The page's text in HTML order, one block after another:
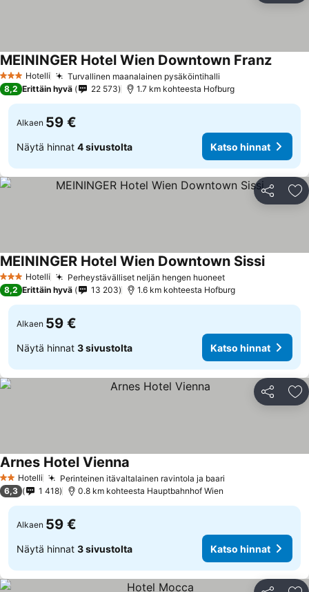
3 Tähtiluokitus
Hotelli Turvallinen maanalainen pysäköintihalli
MEININGER Hotel Wien Downtown Franz
8,2 Erittäin hyvä 22 573 1.7 km kohteesta Hofburg
Alkaen 59 €
Näytä hinnat 4 sivustolta Katso hinnat
Jaa
3 Tähtiluokitus
Hotelli Perheystävälliset neljän hengen huoneet
MEININGER Hotel Wien Downtown Sissi
8,2 Erittäin hyvä 13 203 1.6 km kohteesta Hofburg
Alkaen 59 €
Näytä hinnat 3 sivustolta Katso hinnat
Jaa
2 Tähtiluokitus
Hotelli Perinteinen itävaltalainen ravintola ja baari
Arnes Hotel Vienna
6,3 1 418 0.8 km kohteesta Hauptbahnhof Wien
Alkaen 59 €
Näytä hinnat 3 sivustolta Katso hinnat